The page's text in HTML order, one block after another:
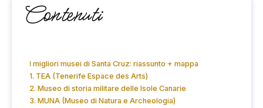
Contenuti
I migliori musei di Santa Cruz: riassunto + mappa
1. TEA (Tenerife Espace des Arts)
2. Museo di storia militare delle Isole Canarie
3. MUNA (Museo di Natura e Archeologia)